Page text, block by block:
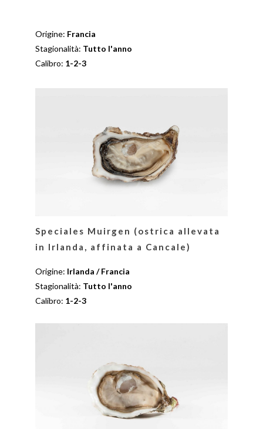
Origine: Francia
Stagionalità: Tutto l'anno
Calibro: 1-2-3
Speciales Muirgen (ostrica allevata
in Irlanda, affinata a Cancale)
Origine: Irlanda / Francia
Stagionalità: Tutto l'anno
Calibro: 1-2-3